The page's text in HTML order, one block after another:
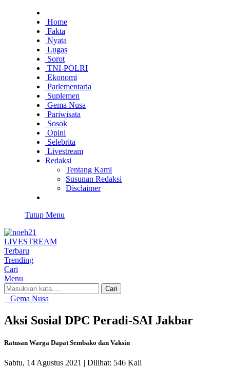
Home
Fakta
Nyata
Lugas
Sorot
TNI-POLRI
Ekonomi
Parlementaria
Suplemen
Gema Nusa
Pariwisata
Sosok
Opini
Selebrita
Livestream
Redaksi
Tentang Kami
Susunan Redaksi
Disclaimer
Tutup Menu
LIVESTREAM
Terbaru
Trending
Cari
Menu
Cari
Gema Nusa
Aksi Sosial DPC Peradi-SAI Jakbar
Ratusan Warga Dapat Sembako dan Vaksin
Sabtu, 14 Agustus 2021 | Dilihat: 546 Kali